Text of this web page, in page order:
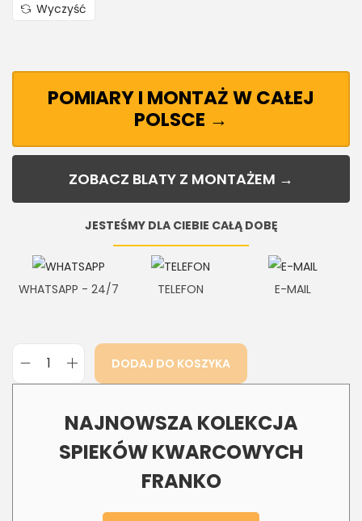
Wyczyść
POMIARY I MONTAŻ W CAŁEJ
POLSCE →
ZOBACZ BLATY Z MONTAŻEM →
JESTEŚMY DLA CIEBIE CAŁĄ DOBĘ
WHATSAPP - 24/7 TELEFON E-MAIL
DODAJ DO KOSZYKA
NAJNOWSZA KOLEKCJA
SPIEKÓW KWARCOWYCH
FRANKO